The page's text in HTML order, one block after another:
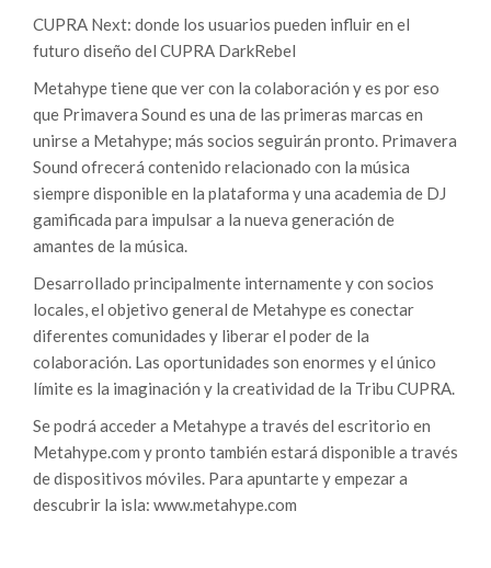
CUPRA Next: donde los usuarios pueden influir en el
futuro diseño del CUPRA DarkRebel
Metahype tiene que ver con la colaboración y es por eso
que Primavera Sound es una de las primeras marcas en
unirse a Metahype; más socios seguirán pronto. Primavera
Sound ofrecerá contenido relacionado con la música
siempre disponible en la plataforma y una academia de DJ
gamificada para impulsar a la nueva generación de
amantes de la música.
Desarrollado principalmente internamente y con socios
locales, el objetivo general de Metahype es conectar
diferentes comunidades y liberar el poder de la
colaboración. Las oportunidades son enormes y el único
límite es la imaginación y la creatividad de la Tribu CUPRA.
Se podrá acceder a Metahype a través del escritorio en
Metahype.com y pronto también estará disponible a través
de dispositivos móviles. Para apuntarte y empezar a
descubrir la isla: www.metahype.com